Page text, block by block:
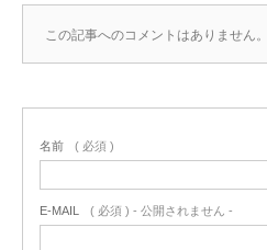
この記事へのコメントはありません。
名前 ( 必須 )
E-MAIL ( 必須 ) - 公開されません -